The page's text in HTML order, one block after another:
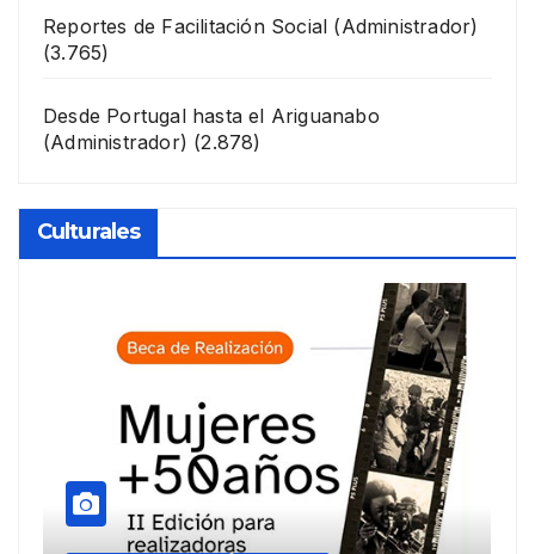
Reportes de Facilitación Social (Administrador)
(3.765)
Desde Portugal hasta el Ariguanabo
(Administrador) (2.878)
Culturales